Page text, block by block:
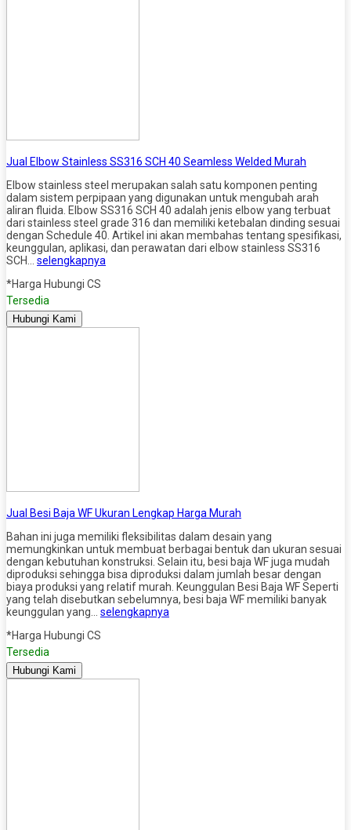
Jual Elbow Stainless SS316 SCH 40 Seamless Welded Murah
Elbow stainless steel merupakan salah satu komponen penting
dalam sistem perpipaan yang digunakan untuk mengubah arah
aliran fluida. Elbow SS316 SCH 40 adalah jenis elbow yang terbuat
dari stainless steel grade 316 dan memiliki ketebalan dinding sesuai
dengan Schedule 40. Artikel ini akan membahas tentang spesifikasi,
keunggulan, aplikasi, dan perawatan dari elbow stainless SS316
SCH… selengkapnya
*Harga Hubungi CS
Tersedia
Hubungi Kami
Jual Besi Baja WF Ukuran Lengkap Harga Murah
Bahan ini juga memiliki fleksibilitas dalam desain yang
memungkinkan untuk membuat berbagai bentuk dan ukuran sesuai
dengan kebutuhan konstruksi. Selain itu, besi baja WF juga mudah
diproduksi sehingga bisa diproduksi dalam jumlah besar dengan
biaya produksi yang relatif murah. Keunggulan Besi Baja WF Seperti
yang telah disebutkan sebelumnya, besi baja WF memiliki banyak
keunggulan yang… selengkapnya
*Harga Hubungi CS
Tersedia
Hubungi Kami